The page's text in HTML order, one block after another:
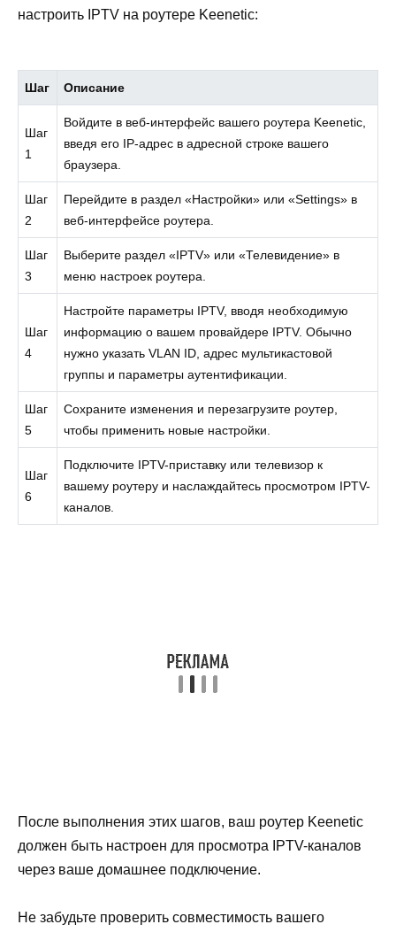
настроить IPTV на роутере Keenetic:
Шаг Описание
Шаг
1
Войдите в веб-интерфейс вашего роутера Keenetic,
введя его IP-адрес в адресной строке вашего
браузера.
Шаг
2
Перейдите в раздел «Настройки» или «Settings» в
веб-интерфейсе роутера.
Шаг
3
Выберите раздел «IPTV» или «Телевидение» в
меню настроек роутера.
Шаг
4
Настройте параметры IPTV, вводя необходимую
информацию о вашем провайдере IPTV. Обычно
нужно указать VLAN ID, адрес мультикастовой
группы и параметры аутентификации.
Шаг
5
Сохраните изменения и перезагрузите роутер,
чтобы применить новые настройки.
Шаг
6
Подключите IPTV-приставку или телевизор к
вашему роутеру и наслаждайтесь просмотром IPTV-
каналов.
После выполнения этих шагов, ваш роутер Keenetic
должен быть настроен для просмотра IPTV-каналов
через ваше домашнее подключение.
Не забудьте проверить совместимость вашего